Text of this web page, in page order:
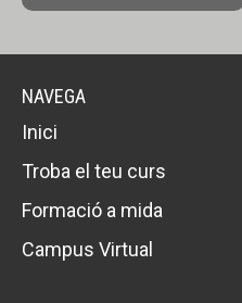
NAVEGA
Inici
Troba el teu curs
Formació a mida
Campus Virtual